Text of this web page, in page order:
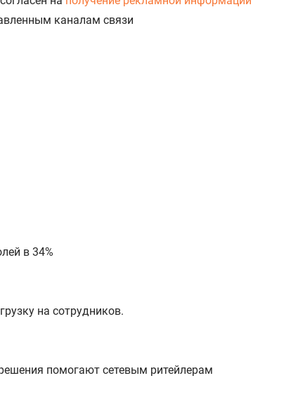
каналам связи
в 34%
на сотрудников.
помогают сетевым ритейлерам